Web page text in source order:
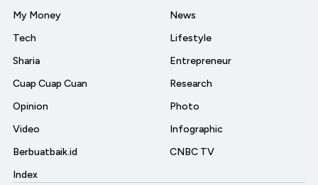
My Money
Tech
Sharia
Cuap Cuap Cuan
Opinion
Video
Berbuatbaik.id
Index
News
Lifestyle
Entrepreneur
Research
Photo
Infographic
CNBC TV